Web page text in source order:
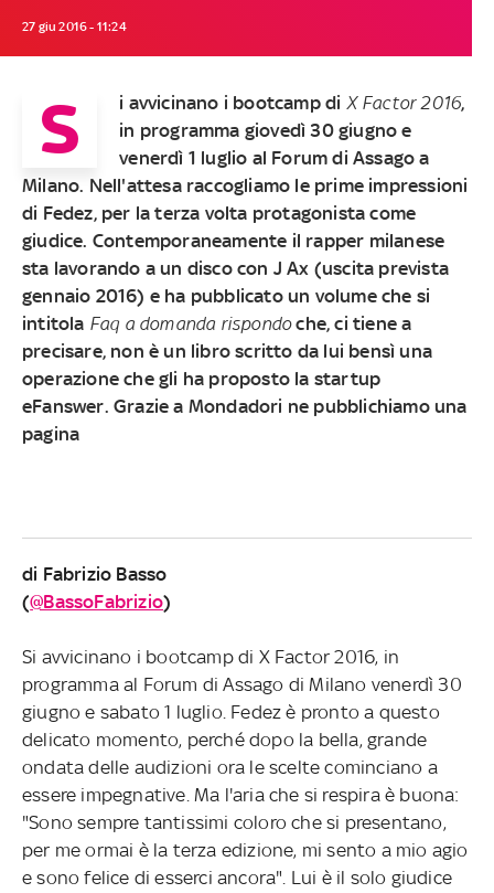
27 giu 2016 - 11:24
S i avvicinano i bootcamp di X Factor 2016,
in programma giovedì 30 giugno e
venerdì 1 luglio al Forum di Assago a
Milano. Nell'attesa raccogliamo le prime impressioni
di Fedez, per la terza volta protagonista come
giudice. Contemporaneamente il rapper milanese
sta lavorando a un disco con J Ax (uscita prevista
gennaio 2016) e ha pubblicato un volume che si
intitola Faq a domanda rispondoche, ci tiene a
precisare, non è un libro scritto da lui bensì una
operazione che gli ha proposto la startup
eFanswer. Grazie a Mondadori ne pubblichiamo una
pagina
di Fabrizio Basso
(@BassoFabrizio)
Si avvicinano i bootcamp di X Factor 2016, in
programma al Forum di Assago di Milano venerdì 30
giugno e sabato 1 luglio. Fedez è pronto a questo
delicato momento, perché dopo la bella, grande
ondata delle audizioni ora le scelte cominciano a
essere impegnative. Ma l'aria che si respira è buona:
"Sono sempre tantissimi coloro che si presentano,
per me ormai è la terza edizione, mi sento a mio agio
e sono felice di esserci ancora". Lui è il solo giudice